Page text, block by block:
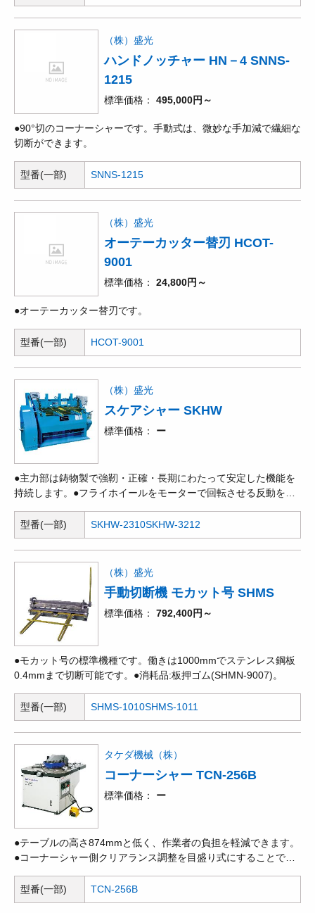
（株）盛光
ハンドノッチャー HN－4 SNNS-
1215
標準価格 495,000円～
●90°切のコーナーシャーです。手動式は、微妙な手加減で繊細な
切断ができます。
型番(一部) SNNS-1215
（株）盛光
オーテーカッター替刃 HCOT-
9001
標準価格 24,800円～
●オーテーカッター替刃です。
型番(一部) HCOT-9001
（株）盛光
スケアシャー SKHW
標準価格 ー
●主力部は鋳物製で強靭・正確・長期にわたって安定した機能を
持続します。●フライホイールをモーターで回転させる反動を利
ッチを押すと瞬時に刃が止まる安全装置付です。●オプションの
敷板、およびゴムクッションを付けると、振動が無くなり静かに
作業できます。●オプション:敷板、ゴムクション。
型番(一部) SKHW-2310SKHW-3212
（株）盛光
手動切断機 モカット号 SHMS
標準価格 792,400円～
●モカット号の標準機種です。働きは1000mmでステンレス鋼板
0.4mmまで切断可能です。●消耗品:板押ゴム(SHMN-9007)。
型番(一部) SHMS-1010SHMS-1011
タケダ機械（株）
コーナーシャー TCN-256B
標準価格 ー
●テーブルの高さ874mmと低く、作業者の負担を軽減できます。
●コーナーシャー側クリアランス調整を目盛り式にすることで、
側刃物の多面使用を可能にすることで研磨時期が2倍に伸び、経
済的です。(オン刃左右2面使用可・メン刃左右2面使用可)
型番(一部) TCN-256B